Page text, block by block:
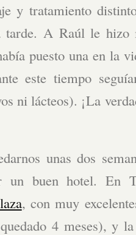
y tratamiento
A Raúl le hizo
puesto una en la
este tiempo
ni lácteos). ¡La
unas dos
un buen hotel. En
, con muy
4 meses), y